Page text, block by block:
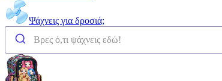
Ψάχνεις για δροσιά;